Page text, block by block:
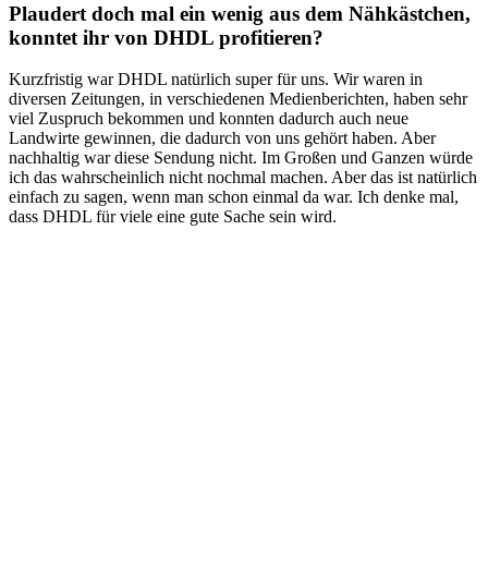
Plaudert doch mal ein wenig aus dem Nähkästchen,
konntet ihr von DHDL profitieren?
Kurzfristig war DHDL natürlich super für uns. Wir waren in
diversen Zeitungen, in verschiedenen Medienberichten, haben sehr
viel Zuspruch bekommen und konnten dadurch auch neue
Landwirte gewinnen, die dadurch von uns gehört haben. Aber
nachhaltig war diese Sendung nicht. Im Großen und Ganzen würde
ich das wahrscheinlich nicht nochmal machen. Aber das ist natürlich
einfach zu sagen, wenn man schon einmal da war. Ich denke mal,
dass DHDL für viele eine gute Sache sein wird.